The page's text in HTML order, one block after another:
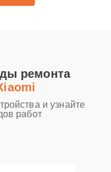
ремонта
и узнайте
работ